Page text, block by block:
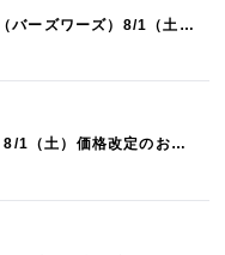
BIRDS’ WORDS（バーズワーズ）8/1（土）価格改定のお知らせ
北の住まい設計社 8/1（土）価格改定のお知らせ